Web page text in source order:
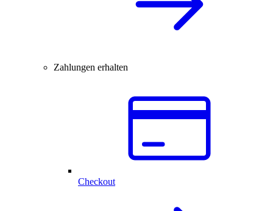
Zahlungen erhalten
Checkout